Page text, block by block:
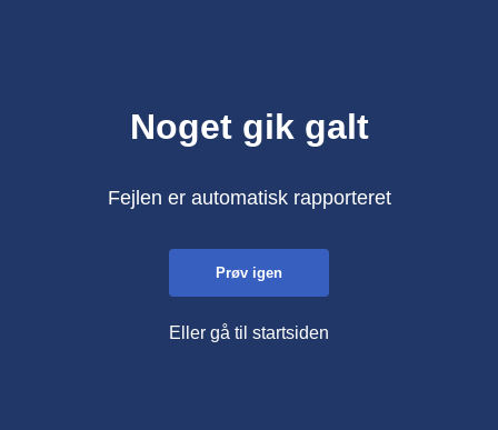
Noget gik galt
Fejlen er automatisk rapporteret
Prøv igen
Eller gå til startsiden